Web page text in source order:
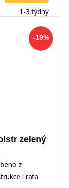
1-3 týdny
-19%
zelený
z
i rata